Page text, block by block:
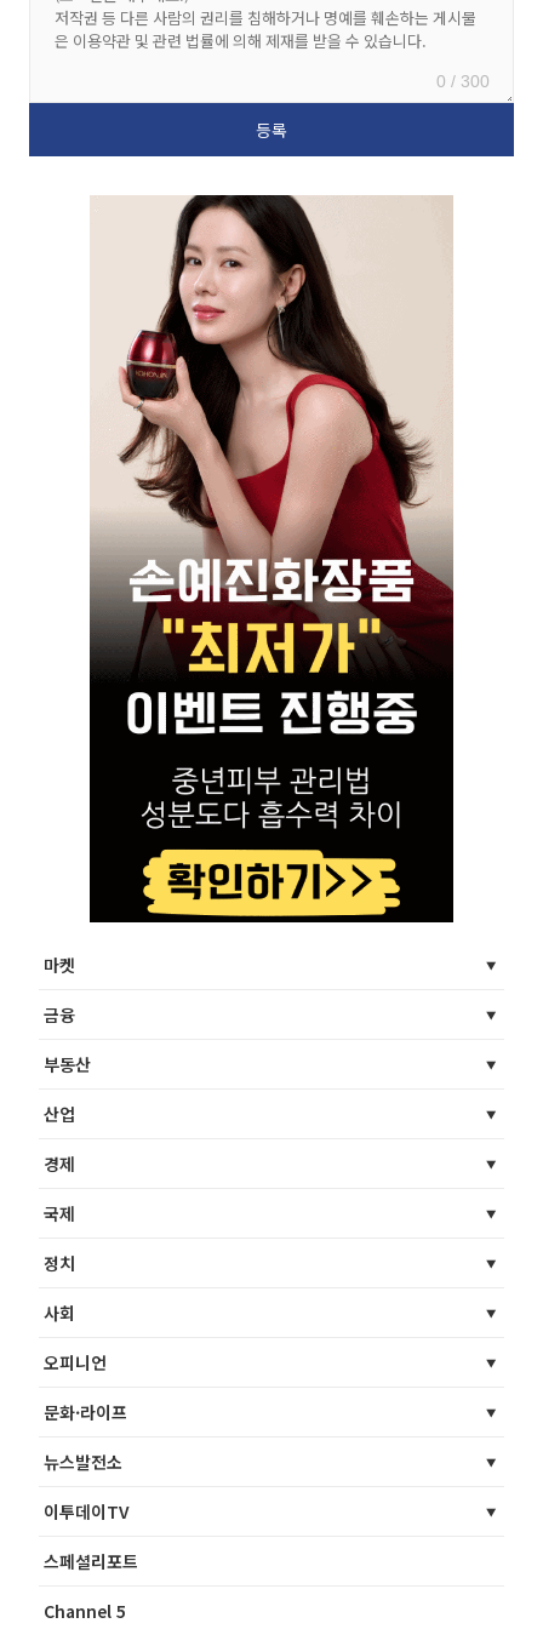
0 / 300
마켓
금융
부동산
산업
경제
국제
정치
사회
오피니언
문화·라이프
뉴스발전소
이투데이TV
스페셜리포트
Channel 5